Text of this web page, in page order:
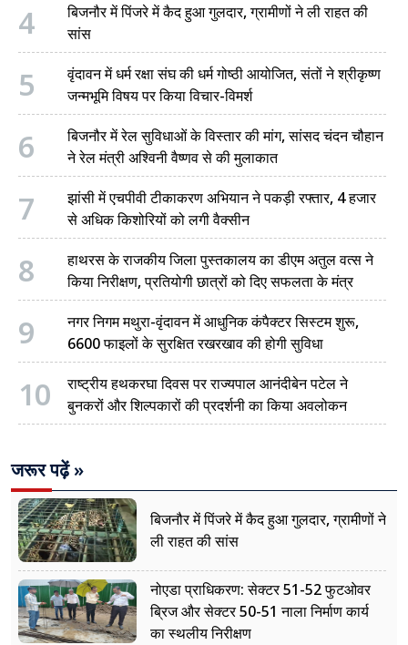
4
बिजनौर में पिंजरे में कैद हुआ गुलदार, ग्रामीणों ने ली राहत की
सांस
5
वृंदावन में धर्म रक्षा संघ की धर्म गोष्ठी आयोजित, संतों ने श्रीकृष्ण
जन्मभूमि विषय पर किया विचार-विमर्श
6
बिजनौर में रेल सुविधाओं के विस्तार की मांग, सांसद चंदन चौहान
ने रेल मंत्री अश्विनी वैष्णव से की मुलाकात
7
झांसी में एचपीवी टीकाकरण अभियान ने पकड़ी रफ्तार, 4 हजार
से अधिक किशोरियों को लगी वैक्सीन
8
हाथरस के राजकीय जिला पुस्तकालय का डीएम अतुल वत्स ने
किया निरीक्षण, प्रतियोगी छात्रों को दिए सफलता के मंत्र
9
नगर निगम मथुरा-वृंदावन में आधुनिक कंपैक्टर सिस्टम शुरू,
6600 फाइलों के सुरक्षित रखरखाव की होगी सुविधा
10
राष्ट्रीय हथकरघा दिवस पर राज्यपाल आनंदीबेन पटेल ने
बुनकरों और शिल्पकारों की प्रदर्शनी का किया अवलोकन
जरूर पढ़ें »
बिजनौर में पिंजरे में कैद हुआ गुलदार, ग्रामीणों ने
ली राहत की सांस
नोएडा प्राधिकरण: सेक्टर 51-52 फुटओवर
ब्रिज और सेक्टर 50-51 नाला निर्माण कार्य
का स्थलीय निरीक्षण